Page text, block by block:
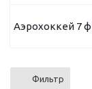
Аэрохоккей 7
Фильтр